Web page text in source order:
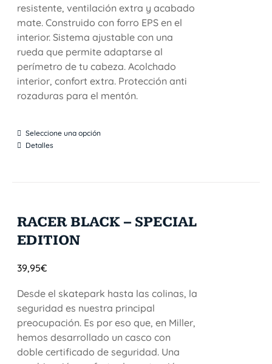
resistente, ventilación extra y acabado
mate. Construido con forro EPS en el
interior. Sistema ajustable con una
rueda que permite adaptarse al
perímetro de tu cabeza. Acolchado
interior, confort extra. Protección anti
rozaduras para el mentón.
Seleccione una opción
Detalles
RACER BLACK – SPECIAL
EDITION
39,95€
Desde el skatepark hasta las colinas, la
seguridad es nuestra principal
preocupación. Es por eso que, en Miller,
hemos desarrollado un casco con
doble certificado de seguridad. Una